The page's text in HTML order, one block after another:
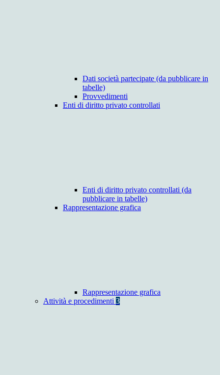
Dati società partecipate (da pubblicare in
tabelle)
Provvedimenti
Enti di diritto privato controllati
Enti di diritto privato controllati (da
pubblicare in tabelle)
Rappresentazione grafica
Rappresentazione grafica
Attività e procedimenti 3